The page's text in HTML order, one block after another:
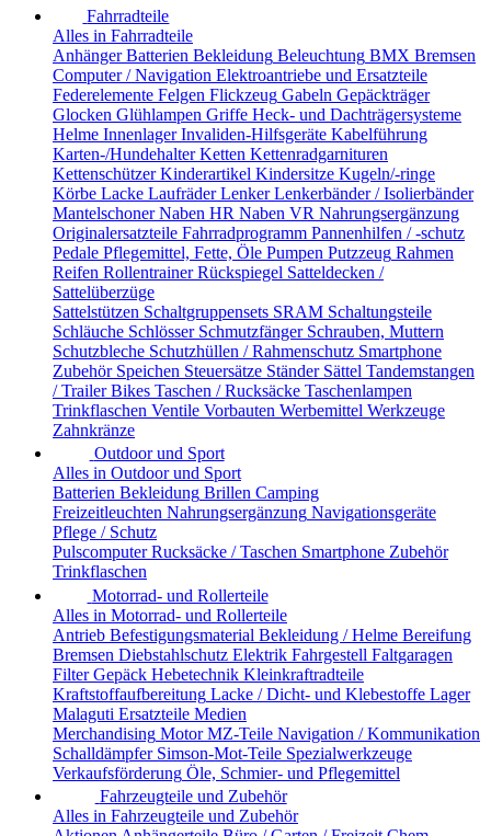
Fahrradteile
Alles in Fahrradteile
Anhänger Batterien Bekleidung Beleuchtung BMX Bremsen
Computer / Navigation Elektroantriebe und Ersatzteile
Federelemente Felgen Flickzeug Gabeln Gepäckträger
Glocken Glühlampen Griffe Heck- und Dachträgersysteme
Helme Innenlager Invaliden-Hilfsgeräte Kabelführung
Karten-/Hundehalter Ketten Kettenradgarnituren
Kettenschützer Kinderartikel Kindersitze Kugeln/-ringe
Körbe Lacke Laufräder Lenker Lenkerbänder / Isolierbänder
Mantelschoner Naben HR Naben VR Nahrungsergänzung
Originalersatzteile Fahrradprogramm Pannenhilfen / -schutz
Pedale Pflegemittel, Fette, Öle Pumpen Putzzeug Rahmen
Reifen Rollentrainer Rückspiegel Satteldecken /
Sattelüberzüge
Sattelstützen Schaltgruppensets SRAM Schaltungsteile
Schläuche Schlösser Schmutzfänger Schrauben, Muttern
Schutzbleche Schutzhüllen / Rahmenschutz Smartphone
Zubehör Speichen Steuersätze Ständer Sättel Tandemstangen
/ Trailer Bikes Taschen / Rucksäcke Taschenlampen
Trinkflaschen Ventile Vorbauten Werbemittel Werkzeuge
Zahnkränze
Outdoor und Sport
Alles in Outdoor und Sport
Batterien Bekleidung Brillen Camping
Freizeitleuchten Nahrungsergänzung Navigationsgeräte
Pflege / Schutz
Pulscomputer Rucksäcke / Taschen Smartphone Zubehör
Trinkflaschen
Motorrad- und Rollerteile
Alles in Motorrad- und Rollerteile
Antrieb Befestigungsmaterial Bekleidung / Helme Bereifung
Bremsen Diebstahlschutz Elektrik Fahrgestell Faltgaragen
Filter Gepäck Hebetechnik Kleinkraftradteile
Kraftstoffaufbereitung Lacke / Dicht- und Klebestoffe Lager
Malaguti Ersatzteile Medien
Merchandising Motor MZ-Teile Navigation / Kommunikation
Schalldämpfer Simson-Mot-Teile Spezialwerkzeuge
Verkaufsförderung Öle, Schmier- und Pflegemittel
Fahrzeugteile und Zubehör
Alles in Fahrzeugteile und Zubehör